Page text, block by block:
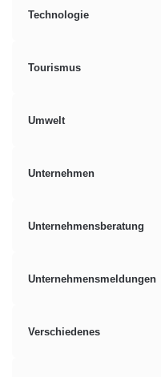
Technologie
Tourismus
Umwelt
Unternehmen
Unternehmensberatung
Unternehmensmeldungen
Verschiedenes